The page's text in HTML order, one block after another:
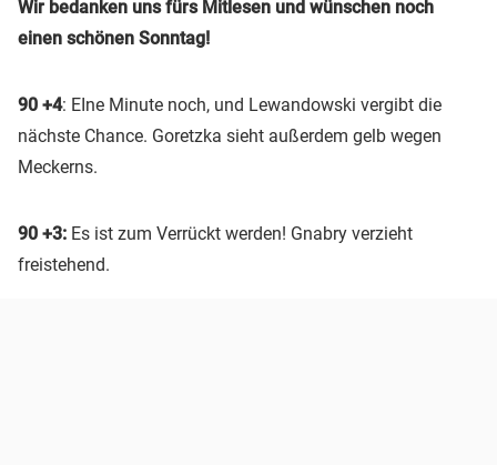
Wir bedanken uns fürs Mitlesen und wünschen noch
einen schönen Sonntag!
90 +4: EIne Minute noch, und Lewandowski vergibt die
nächste Chance. Goretzka sieht außerdem gelb wegen
Meckerns.
90 +3: Es ist zum Verrückt werden! Gnabry verzieht
freistehend.